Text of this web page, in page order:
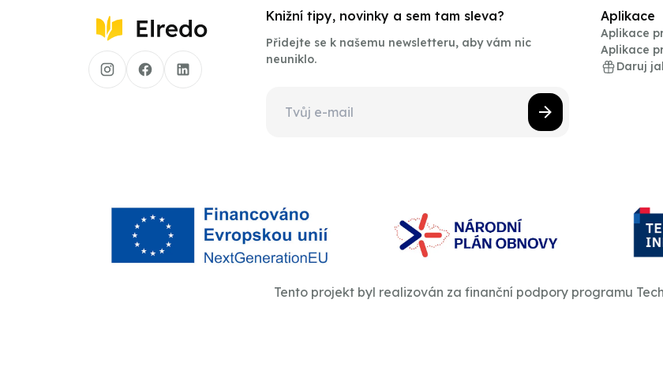
Knižní tipy, novinky a sem tam sleva?
Přidejte se k našemu newsletteru, aby vám nic
neuniklo.
Aplikace
Aplikace
Aplikace
Daruj
Tento projekt byl realizován za finanční podpory programu